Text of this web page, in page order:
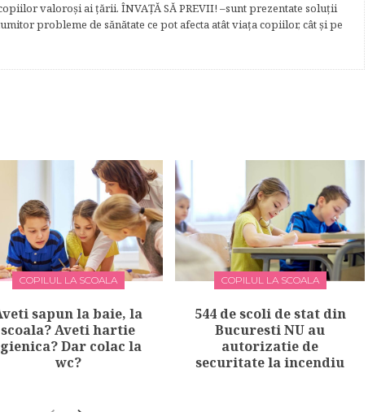
valoroși ai țării. ÎNVAŢĂ SĂ PREVII! –sunt prezentate soluţii
probleme de sănătate ce pot afecta atât viaţa copiilor, cât şi pe
COPILUL LA SCOALA
sapun la baie, la
scoala? Aveti hartie
Dar colac la
wc?
COPILUL LA SCOALA
544 de scoli de stat din
Bucuresti NU au
autorizatie de
securitate la incendiu